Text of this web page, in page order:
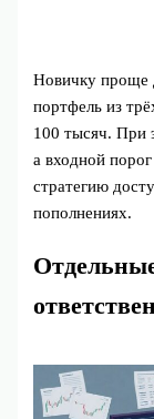
Новичку проще
портфель из
100 тысяч. При
а входной
стратегию
пополнениях.